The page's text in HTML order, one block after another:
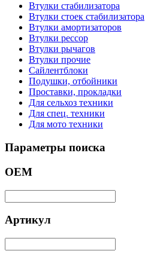
Втулки стабилизатора
Втулки стоек стабилизатора
Втулки амортизаторов
Втулки рессор
Втулки рычагов
Втулки прочие
Сайлентблоки
Подушки, отбойники
Проставки, прокладки
Для сельхоз техники
Для спец. техники
Для мото техники
Параметры поиска
ОЕМ
Артикул